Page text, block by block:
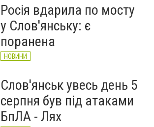
Росія вдарила по мосту
у Слов'янську: є
поранена
НОВИНИ
Слов'янськ увесь день 5
серпня був під атаками
БпЛА - Лях